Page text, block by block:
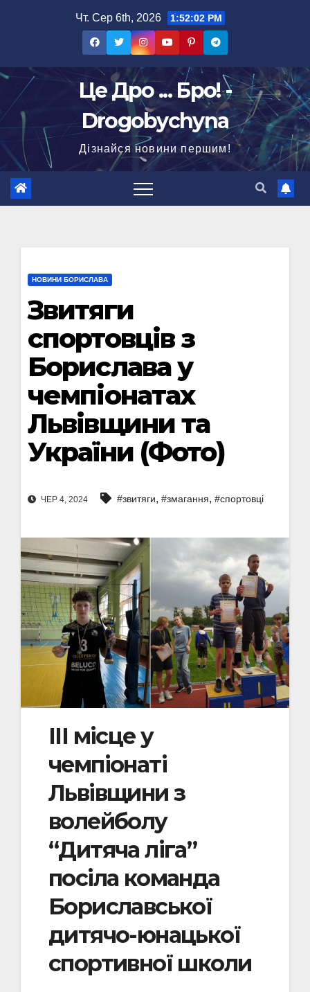
Чт. Сер 6th, 2026 1:52:03 PM
Це Дро ... Бро! -
Drogobychyna
Дізнайся новини першим!
НОВИНИ БОРИСЛАВА
Звитяги
спортовців з
Борислава у
чемпіонатах
Львівщини та
України (Фото)
ЧЕР 4, 2024 #звитяги, #змагання, #спортовці
III місце у
чемпіонаті
Львівщини з
волейболу
“Дитяча ліга”
посіла команда
Бориславської
дитячо-юнацької
спортивної школи